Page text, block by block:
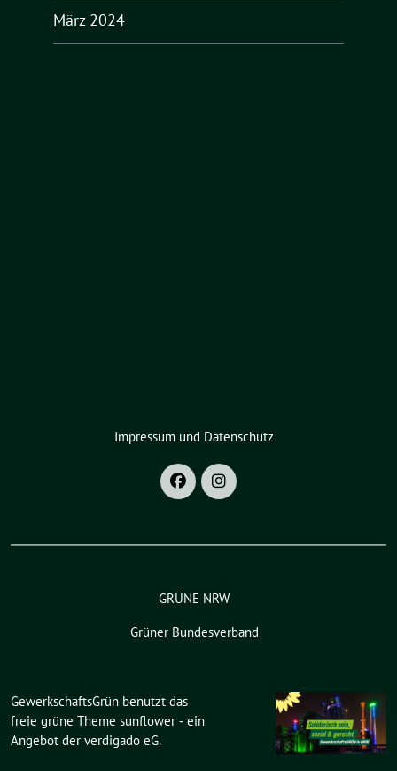
März 2024
Impressum und Datenschutz
GRÜNE NRW
Grüner Bundesverband
GewerkschaftsGrün benutzt das
freie grüne Theme sunflower ‐ ein
Angebot der verdigado eG.